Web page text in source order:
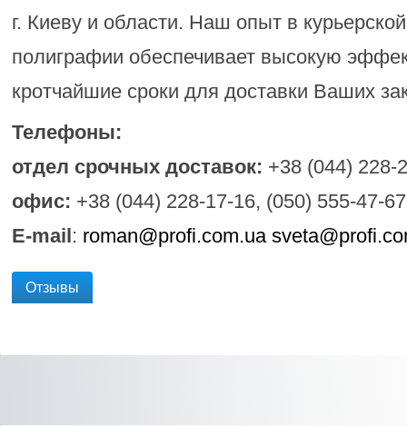
г. Киеву и области. Наш опыт в
полиграфии обеспечивает высокую
кротчайшие сроки для доставки Ваших
Телефоны:
отдел срочных доставок: +38 (044) 228-
офис: +38 (044) 228-17-16, (050) 555-47-
E-mail: roman@profi.com.ua
Отзывы